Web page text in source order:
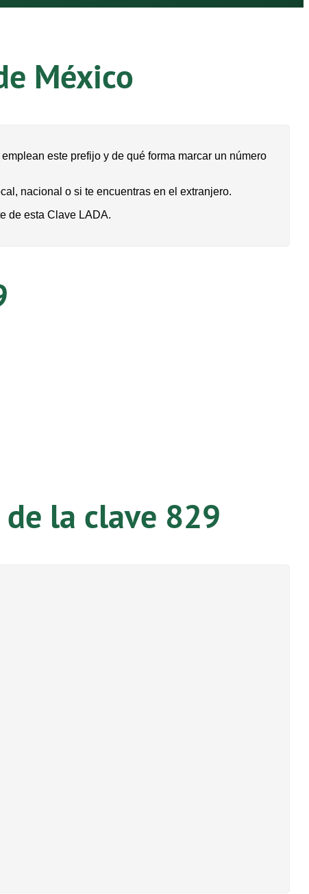
México
este prefijo y de qué forma marcar un número
nacional o si te encuentras en el extranjero.
de esta Clave LADA.
la clave 829